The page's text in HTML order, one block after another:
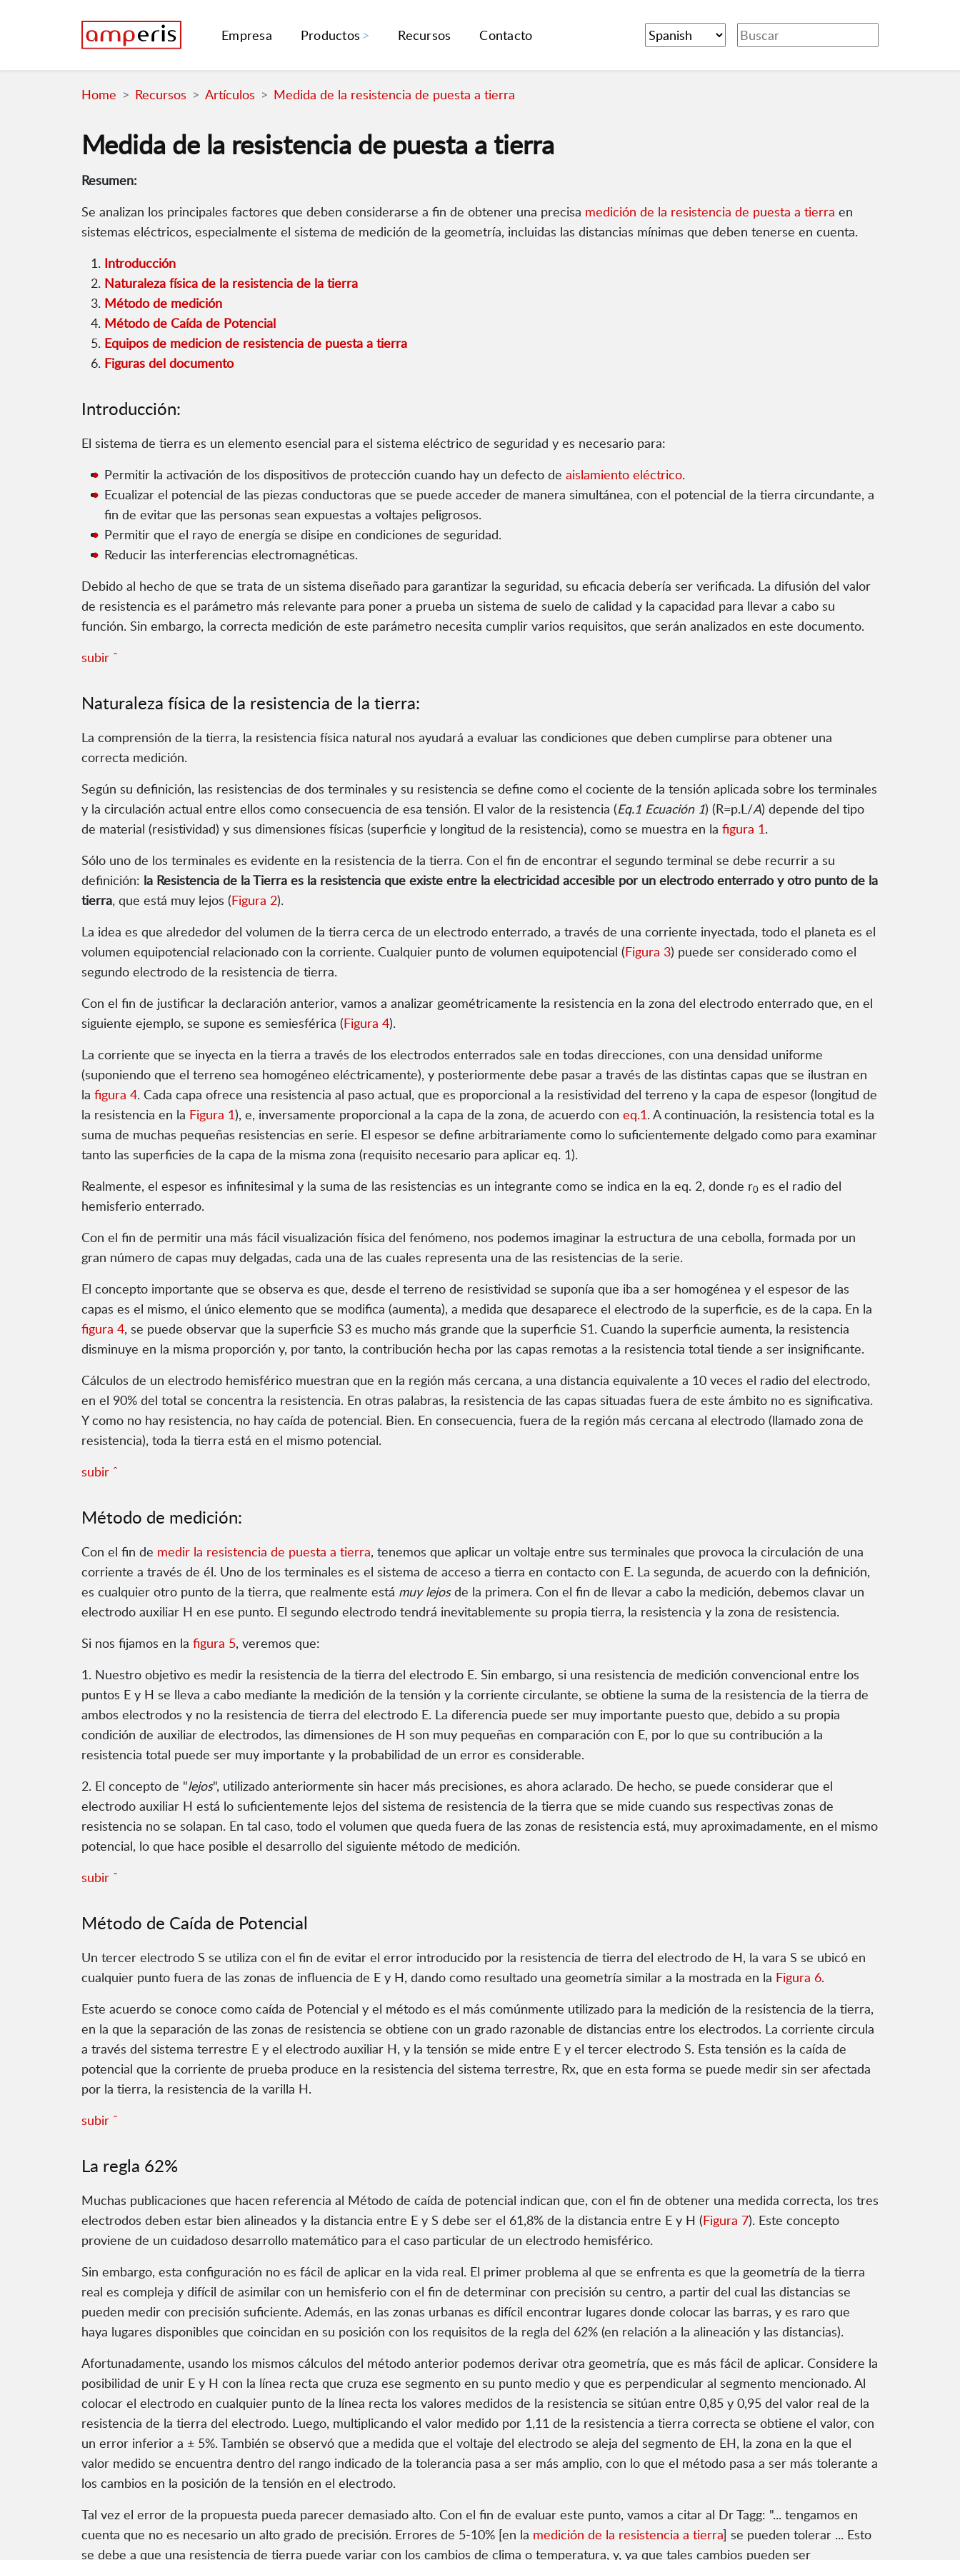
Empresa Productos Recursos Contacto
Home Recursos Artículos Medida de la resistencia de puesta a tierra
Medida de la resistencia de puesta a tierra
Resumen:
Se analizan los principales factores que deben considerarse a fin de obtener una precisa medición de la resistencia de puesta a tierra en
sistemas eléctricos, especialmente el sistema de medición de la geometría, incluidas las distancias mínimas que deben tenerse en cuenta.
Introducción
Naturaleza física de la resistencia de la tierra
Método de medición
Método de Caída de Potencial
Equipos de medicion de resistencia de puesta a tierra
Figuras del documento
Introducción:
El sistema de tierra es un elemento esencial para el sistema eléctrico de seguridad y es necesario para:
Permitir la activación de los dispositivos de protección cuando hay un defecto de aislamiento eléctrico.
Ecualizar el potencial de las piezas conductoras que se puede acceder de manera simultánea, con el potencial de la tierra circundante, a
fin de evitar que las personas sean expuestas a voltajes peligrosos.
Permitir que el rayo de energía se disipe en condiciones de seguridad.
Reducir las interferencias electromagnéticas.
Debido al hecho de que se trata de un sistema diseñado para garantizar la seguridad, su eficacia debería ser verificada. La difusión del valor
de resistencia es el parámetro más relevante para poner a prueba un sistema de suelo de calidad y la capacidad para llevar a cabo su
función. Sin embargo, la correcta medición de este parámetro necesita cumplir varios requisitos, que serán analizados en este documento.
subir ˆ
Naturaleza física de la resistencia de la tierra:
La comprensión de la tierra, la resistencia física natural nos ayudará a evaluar las condiciones que deben cumplirse para obtener una
correcta medición.
Según su definición, las resistencias de dos terminales y su resistencia se define como el cociente de la tensión aplicada sobre los terminales
y la circulación actual entre ellos como consecuencia de esa tensión. El valor de la resistencia (Eq.1 Ecuación 1) (R=p.L/A) depende del tipo
de material (resistividad) y sus dimensiones físicas (superficie y longitud de la resistencia), como se muestra en la figura 1.
Sólo uno de los terminales es evidente en la resistencia de la tierra. Con el fin de encontrar el segundo terminal se debe recurrir a su
definición: la Resistencia de la Tierra es la resistencia que existe entre la electricidad accesible por un electrodo enterrado y otro punto de la
tierra, que está muy lejos (Figura 2).
La idea es que alrededor del volumen de la tierra cerca de un electrodo enterrado, a través de una corriente inyectada, todo el planeta es el
volumen equipotencial relacionado con la corriente. Cualquier punto de volumen equipotencial (Figura 3) puede ser considerado como el
segundo electrodo de la resistencia de tierra.
Con el fin de justificar la declaración anterior, vamos a analizar geométricamente la resistencia en la zona del electrodo enterrado que, en el
siguiente ejemplo, se supone es semiesférica (Figura 4).
La corriente que se inyecta en la tierra a través de los electrodos enterrados sale en todas direcciones, con una densidad uniforme
(suponiendo que el terreno sea homogéneo eléctricamente), y posteriormente debe pasar a través de las distintas capas que se ilustran en
la figura 4. Cada capa ofrece una resistencia al paso actual, que es proporcional a la resistividad del terreno y la capa de espesor (longitud de
la resistencia en la Figura 1), e, inversamente proporcional a la capa de la zona, de acuerdo con eq.1. A continuación, la resistencia total es la
suma de muchas pequeñas resistencias en serie. El espesor se define arbitrariamente como lo suficientemente delgado como para examinar
tanto las superficies de la capa de la misma zona (requisito necesario para aplicar eq. 1).
Realmente, el espesor es infinitesimal y la suma de las resistencias es un integrante como se indica en la eq. 2, donde r0 es el radio del
hemisferio enterrado.
Con el fin de permitir una más fácil visualización física del fenómeno, nos podemos imaginar la estructura de una cebolla, formada por un
gran número de capas muy delgadas, cada una de las cuales representa una de las resistencias de la serie.
El concepto importante que se observa es que, desde el terreno de resistividad se suponía que iba a ser homogénea y el espesor de las
capas es el mismo, el único elemento que se modifica (aumenta), a medida que desaparece el electrodo de la superficie, es de la capa. En la
figura 4, se puede observar que la superficie S3 es mucho más grande que la superficie S1. Cuando la superficie aumenta, la resistencia
disminuye en la misma proporción y, por tanto, la contribución hecha por las capas remotas a la resistencia total tiende a ser insignificante.
Cálculos de un electrodo hemisférico muestran que en la región más cercana, a una distancia equivalente a 10 veces el radio del electrodo,
en el 90% del total se concentra la resistencia. En otras palabras, la resistencia de las capas situadas fuera de este ámbito no es significativa.
Y como no hay resistencia, no hay caída de potencial. Bien. En consecuencia, fuera de la región más cercana al electrodo (llamado zona de
resistencia), toda la tierra está en el mismo potencial.
subir ˆ
Método de medición:
Con el fin de medir la resistencia de puesta a tierra, tenemos que aplicar un voltaje entre sus terminales que provoca la circulación de una
corriente a través de él. Uno de los terminales es el sistema de acceso a tierra en contacto con E. La segunda, de acuerdo con la definición,
es cualquier otro punto de la tierra, que realmente está muy lejosde la primera. Con el fin de llevar a cabo la medición, debemos clavar un
electrodo auxiliar H en ese punto. El segundo electrodo tendrá inevitablemente su propia tierra, la resistencia y la zona de resistencia.
Si nos fijamos en la figura 5, veremos que:
1. Nuestro objetivo es medir la resistencia de la tierra del electrodo E. Sin embargo, si una resistencia de medición convencional entre los
puntos E y H se lleva a cabo mediante la medición de la tensión y la corriente circulante, se obtiene la suma de la resistencia de la tierra de
ambos electrodos y no la resistencia de tierra del electrodo E. La diferencia puede ser muy importante puesto que, debido a su propia
condición de auxiliar de electrodos, las dimensiones de H son muy pequeñas en comparación con E, por lo que su contribución a la
resistencia total puede ser muy importante y la probabilidad de un error es considerable.
2. El concepto de "lejos", utilizado anteriormente sin hacer más precisiones, es ahora aclarado. De hecho, se puede considerar que el
electrodo auxiliar H está lo suficientemente lejos del sistema de resistencia de la tierra que se mide cuando sus respectivas zonas de
resistencia no se solapan. En tal caso, todo el volumen que queda fuera de las zonas de resistencia está, muy aproximadamente, en el mismo
potencial, lo que hace posible el desarrollo del siguiente método de medición.
subir ˆ
Método de Caída de Potencial
Un tercer electrodo S se utiliza con el fin de evitar el error introducido por la resistencia de tierra del electrodo de H, la vara S se ubicó en
cualquier punto fuera de las zonas de influencia de E y H, dando como resultado una geometría similar a la mostrada en la Figura 6.
Este acuerdo se conoce como caída de Potencial y el método es el más comúnmente utilizado para la medición de la resistencia de la tierra,
en la que la separación de las zonas de resistencia se obtiene con un grado razonable de distancias entre los electrodos. La corriente circula
a través del sistema terrestre E y el electrodo auxiliar H, y la tensión se mide entre E y el tercer electrodo S. Esta tensión es la caída de
potencial que la corriente de prueba produce en la resistencia del sistema terrestre, Rx, que en esta forma se puede medir sin ser afectada
por la tierra, la resistencia de la varilla H.
subir ˆ
La regla 62%
Muchas publicaciones que hacen referencia al Método de caída de potencial indican que, con el fin de obtener una medida correcta, los tres
electrodos deben estar bien alineados y la distancia entre E y S debe ser el 61,8% de la distancia entre E y H (Figura 7). Este concepto
proviene de un cuidadoso desarrollo matemático para el caso particular de un electrodo hemisférico.
Sin embargo, esta configuración no es fácil de aplicar en la vida real. El primer problema al que se enfrenta es que la geometría de la tierra
real es compleja y difícil de asimilar con un hemisferio con el fin de determinar con precisión su centro, a partir del cual las distancias se
pueden medir con precisión suficiente. Además, en las zonas urbanas es difícil encontrar lugares donde colocar las barras, y es raro que
haya lugares disponibles que coincidan en su posición con los requisitos de la regla del 62% (en relación a la alineación y las distancias).
Afortunadamente, usando los mismos cálculos del método anterior podemos derivar otra geometría, que es más fácil de aplicar. Considere la
posibilidad de unir E y H con la línea recta que cruza ese segmento en su punto medio y que es perpendicular al segmento mencionado. Al
colocar el electrodo en cualquier punto de la línea recta los valores medidos de la resistencia se sitúan entre 0,85 y 0,95 del valor real de la
resistencia de la tierra del electrodo. Luego, multiplicando el valor medido por 1,11 de la resistencia a tierra correcta se obtiene el valor, con
un error inferior a ± 5%. También se observó que a medida que el voltaje del electrodo se aleja del segmento de EH, la zona en la que el
valor medido se encuentra dentro del rango indicado de la tolerancia pasa a ser más amplio, con lo que el método pasa a ser más tolerante a
los cambios en la posición de la tensión en el electrodo.
Tal vez el error de la propuesta pueda parecer demasiado alto. Con el fin de evaluar este punto, vamos a citar al Dr Tagg: "... tengamos en
cuenta que no es necesario un alto grado de precisión. Errores de 5-10% [en la medición de la resistencia a tierra] se pueden tolerar ... Esto
se debe a que una resistencia de tierra puede variar con los cambios de clima o temperatura, y, ya que tales cambios pueden ser